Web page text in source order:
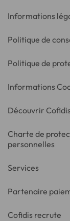
Informations
Politique de
Politique de
Informations
Découvrir Cofidis
Charte de
personnelles
Services
Partenaire
Cofidis recrute